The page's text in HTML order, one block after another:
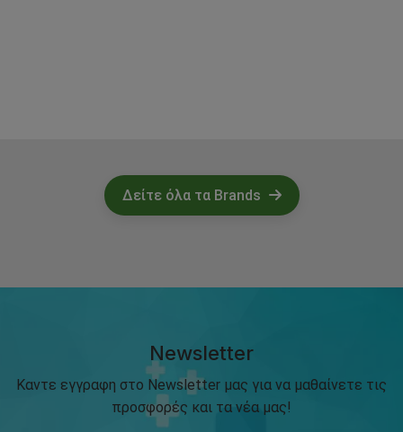
Δείτε όλα τα Brands
Newsletter
Καντε εγγραφη στο Newsletter μας για να μαθαίνετε τις
προσφορές και τα νέα μας!